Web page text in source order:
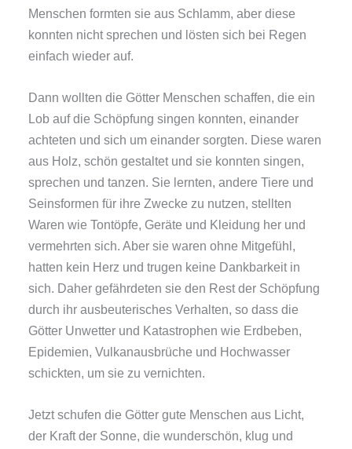
Menschen formten sie aus Schlamm, aber diese
konnten nicht sprechen und lösten sich bei Regen
einfach wieder auf.
Dann wollten die Götter Menschen schaffen, die ein
Lob auf die Schöpfung singen konnten, einander
achteten und sich um einander sorgten. Diese waren
aus Holz, schön gestaltet und sie konnten singen,
sprechen und tanzen. Sie lernten, andere Tiere und
Seinsformen für ihre Zwecke zu nutzen, stellten
Waren wie Tontöpfe, Geräte und Kleidung her und
vermehrten sich. Aber sie waren ohne Mitgefühl,
hatten kein Herz und trugen keine Dankbarkeit in
sich. Daher gefährdeten sie den Rest der Schöpfung
durch ihr ausbeuterisches Verhalten, so dass die
Götter Unwetter und Katastrophen wie Erdbeben,
Epidemien, Vulkanausbrüche und Hochwasser
schickten, um sie zu vernichten.
Jetzt schufen die Götter gute Menschen aus Licht,
der Kraft der Sonne, die wunderschön, klug und